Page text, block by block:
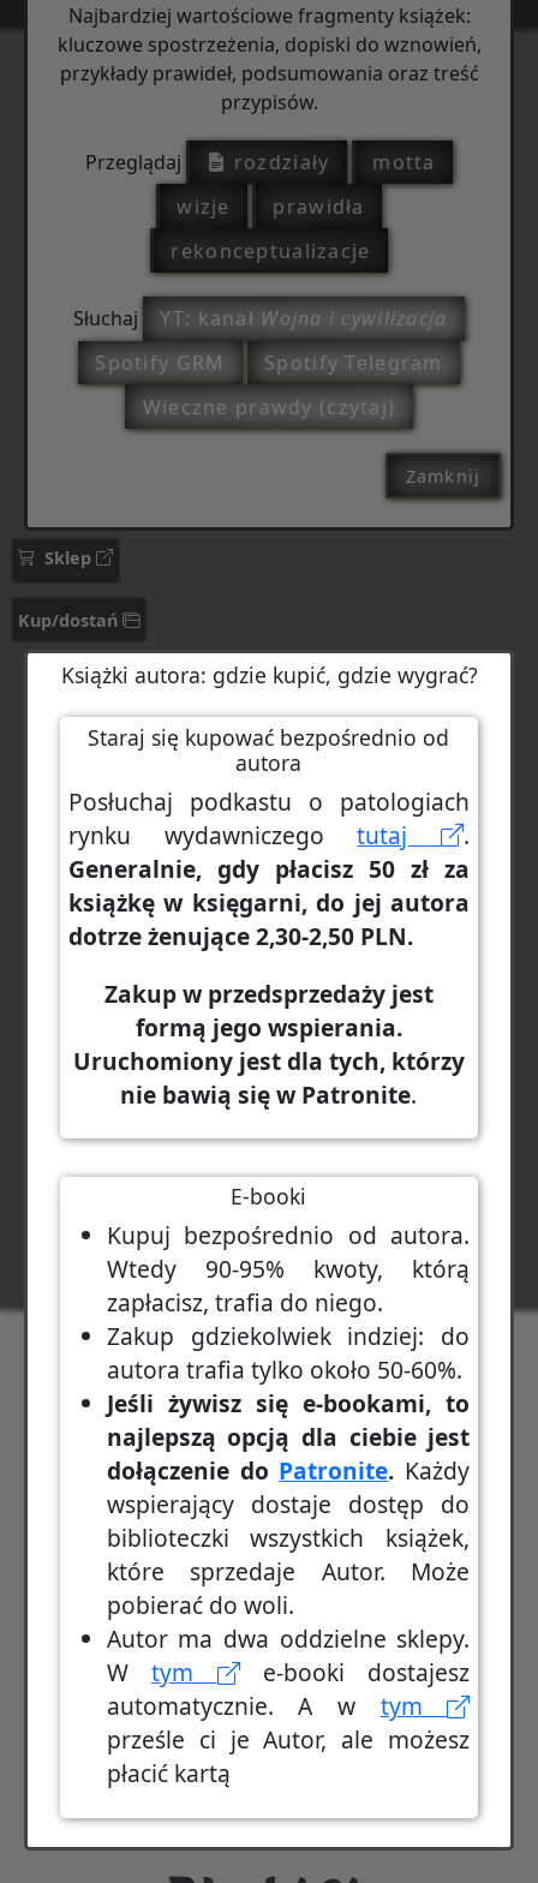
Najbardziej wartościowe fragmenty książek:
kluczowe spostrzeżenia, dopiski do wznowień,
przykłady prawideł, podsumowania oraz treść
przypisów.
Przeglądaj rozdziały
motta
wizje
prawidła
rekonceptualizacje
Słuchaj YT: kanał Wojna i cywilizacja
Spotify GRM
Spotify Telegram
Wieczne prawdy (czytaj)
Zamknij
Sklep
Kup/dostań
Książki autora: gdzie kupić, gdzie wygrać?
Staraj się kupować bezpośrednio od
autora
Posłuchaj podkastu o patologiach
rynku wydawniczegotutaj
.
Generalnie, gdy płacisz 50 zł za
książkę w księgarni, do jej autora
dotrze żenujące 2,30-2,50 PLN.
Zakup w przedsprzedaży jest
formą jego wspierania.
Uruchomiony jest dla tych, którzy
nie bawią się w Patronite.
E-booki
Kupuj bezpośrednio od autora.
Wtedy 90-95% kwoty, którą
zapłacisz, trafia do niego.
Zakup gdziekolwiek indziej: do
autora trafia tylko około 50-60%.
Jeśli żywisz się e-bookami, to
najlepszą opcją dla ciebie jest
dołączenie do Patronite. Każdy
wspierający dostaje dostęp do
biblioteczki wszystkich książek,
które sprzedaje Autor. Może
pobierać do woli.
Autor ma dwa oddzielne sklepy.
Wtym
e-booki dostajesz
automatycznie. A w tym
prześle ci je Autor, ale możesz
płacić kartą